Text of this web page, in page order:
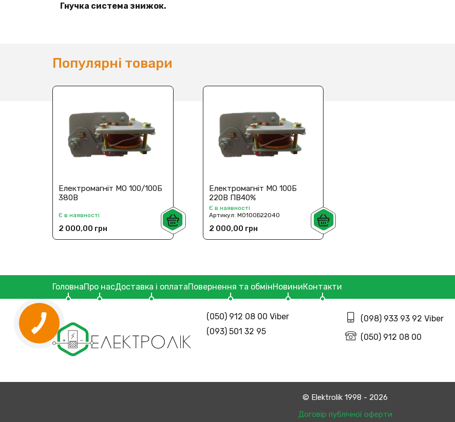
Гнучка система знижок.
Популярні товари
Електромагніт МО 100/100Б
380В
Є в наявності
2 000,00 грн
Електромагніт МО 100Б
220В ПВ40%
Є в наявності
Артикул: МО100Б22040
2 000,00 грн
ГоловнаПро насДоставка і оплатаПовернення та обмінНовиниКонтакти
(050) 912 08 00 Viber
(093) 501 32 95
(098) 933 93 92 Viber
(050) 912 08 00
© Еlektrolik 1998 - 2026
Договір публічної оферти